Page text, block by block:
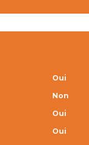
Oui
Non
Oui
Oui